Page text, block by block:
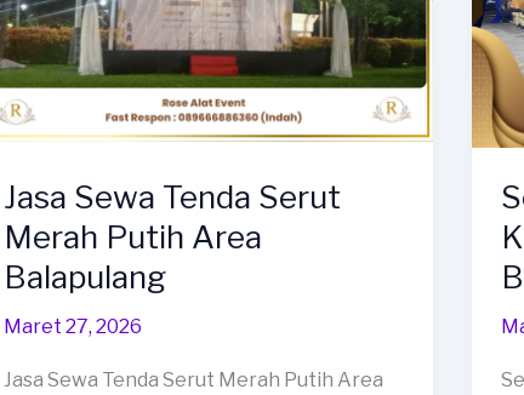
Jasa Sewa Tenda Serut
Merah Putih Area
Balapulang
Maret 27, 2026
Jasa Sewa Tenda Serut Merah Putih Area